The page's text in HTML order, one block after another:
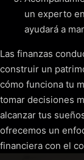
un experto
ayudará a
Las finanzas
construir un
cómo funciona tu
tomar decisiones
alcanzar tus
ofrecemos un
financiera con el